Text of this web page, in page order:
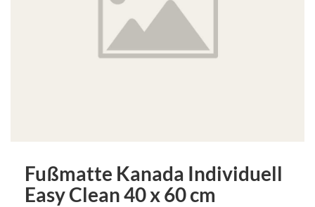
Fußmatte Kanada Individuell
Easy Clean 40 x 60 cm